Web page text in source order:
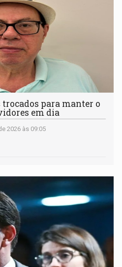
trocados para manter o
em dia
2026 às 09:05